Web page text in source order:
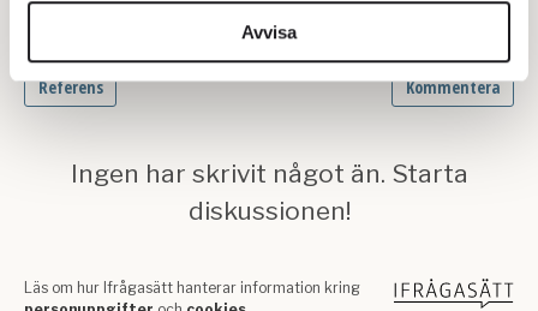
information från din enhet till de sociala medier och
annons- och analysföretag som vi samarbetar med.
Dessa kan i sin tur kombinera informationen med annan
Om du vill läsa mer om hur vi hanterar personuppgifter
här.
Avvisa